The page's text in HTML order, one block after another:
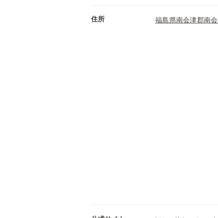
住所 福島県南会津郡南